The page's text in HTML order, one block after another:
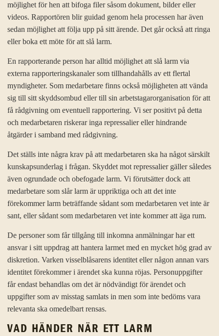
möjlighet för hen att bifoga filer såsom dokument, bilder eller
videos. Rapportören blir guidad genom hela processen har även
sedan möjlighet att följa upp på sitt ärende. Det går också att ringa
eller boka ett möte för att slå larm.
En rapporterande person har alltid möjlighet att slå larm via
externa rapporteringskanaler som tillhandahålls av ett flertal
myndigheter. Som medarbetare finns också möjligheten att vända
sig till sitt skyddsombud eller till sin arbetstagarorganisation för att
få rådgivning om eventuell rapportering. Vi ser positivt på detta
och medarbetaren riskerar inga repressalier eller hindrande
åtgärder i samband med rådgivning.
Det ställs inte några krav på att medarbetaren ska ha något särskilt
kunskapsunderlag i frågan. Skyddet mot repressalier gäller således
även ogrundade och obefogade larm. Vi förutsätter dock att
medarbetare som slår larm är uppriktiga och att det inte
förekommer larm beträffande sådant som medarbetaren vet inte är
sant, eller sådant som medarbetaren vet inte kommer att äga rum.
De personer som får tillgång till inkomna anmälningar har ett
ansvar i sitt uppdrag att hantera larmet med en mycket hög grad av
diskretion. Varken visselblåsarens identitet eller någon annan vars
identitet förekommer i ärendet ska kunna röjas. Personuppgifter
får endast behandlas om det är nödvändigt för ärendet och
uppgifter som av misstag samlats in men som inte bedöms vara
relevanta ska omedelbart rensas.
VAD HÄNDER NÄR ETT LARM